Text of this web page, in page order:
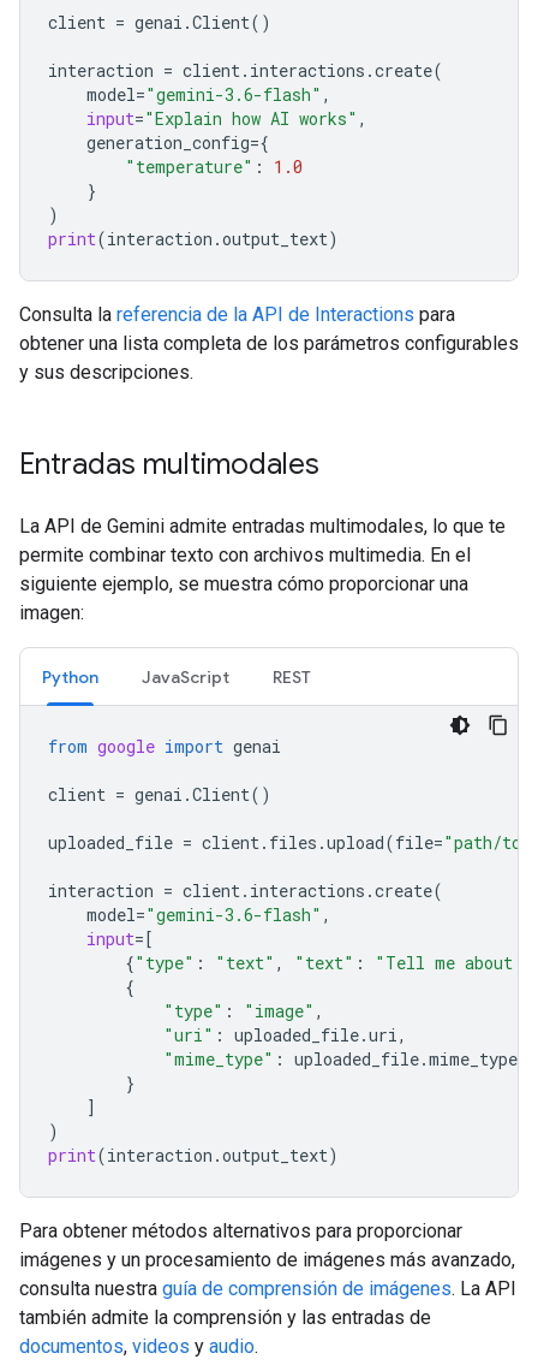
client = genai .Client()
interaction = client. interactions .create(
model="gemini-3.6-flash" ,
input="Explain how AI works" ,
generation_config={
"temperature" :
1.0
}
)
print(interaction .output_text)
Consulta la referencia de la API de Interactions para
obtener una lista completa de los parámetros configurables
y sus descripciones.
Entradas multimodales
La API de Gemini admite entradas multimodales, lo que te
permite combinar texto con archivos multimedia. En el
siguiente ejemplo, se muestra cómo proporcionar una
imagen:
Python JavaScript REST
from google import genai
client = genai .Client()
uploaded_file = client. files .upload(file="path/to/
interaction = client. interactions .create(
model="gemini-3.6-flash" ,
input=[
{"type" : "text" , "text" :
"Tell me about
{
"type" : "image" ,
"uri" : uploaded_file.uri,
"mime_type" : uploaded_file.mime_type
}
]
)
print(interaction .output_text)
Para obtener métodos alternativos para proporcionar
imágenes y un procesamiento de imágenes más avanzado,
consulta nuestra guía de comprensión de imágenes. La API
también admite la comprensión y las entradas de
documentos, videos y audio.